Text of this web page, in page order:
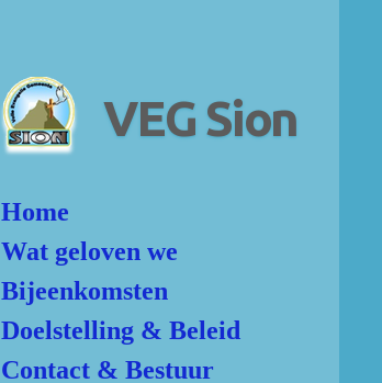
VEG Sion
Home
Wat geloven we
Bijeenkomsten
Doelstelling & Beleid
Contact & Bestuur